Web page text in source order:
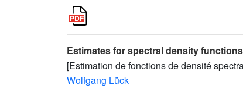
Estimates for spectral density
[Estimation de fonctions de densité
Wolfgang Lück